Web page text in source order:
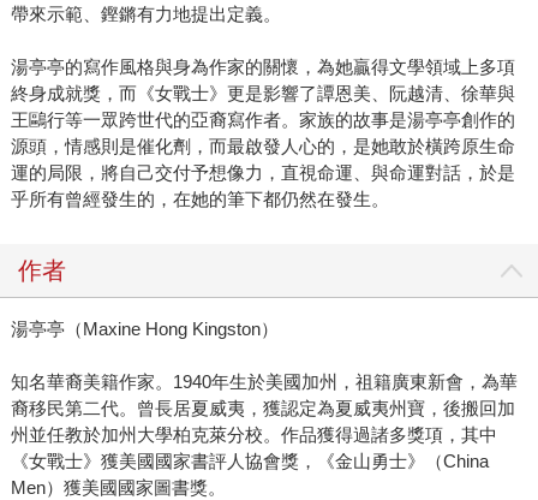
帶來示範、鏗鏘有力地提出定義。
湯亭亭的寫作風格與身為作家的關懷，為她贏得文學領域上多項
終身成就獎，而《女戰士》更是影響了譚恩美、阮越清、徐華與
王鷗行等一眾跨世代的亞裔寫作者。家族的故事是湯亭亭創作的
源頭，情感則是催化劑，而最啟發人心的，是她敢於橫跨原生命
運的局限，將自己交付予想像力，直視命運、與命運對話，於是
乎所有曾經發生的，在她的筆下都仍然在發生。
作者
湯亭亭（Maxine Hong Kingston）
知名華裔美籍作家。1940年生於美國加州，祖籍廣東新會，為華
裔移民第二代。曾長居夏威夷，獲認定為夏威夷州寶，後搬回加
州並任教於加州大學柏克萊分校。作品獲得過諸多獎項，其中
《女戰士》獲美國國家書評人協會獎，《金山勇士》（China
Men）獲美國國家圖書獎。